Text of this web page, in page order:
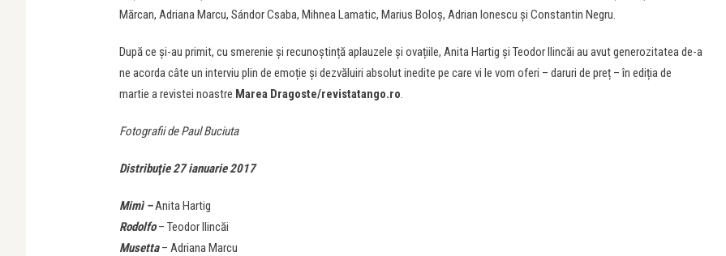
Mărcan, Adriana Marcu, Sándor Csaba, Mihnea Lamatic, Marius Boloș, Adrian Ionescu și Constantin Negru.
După ce și-au primit, cu smerenie și recunoștință aplauzele și ovațiile, Anita Hartig și Teodor Ilincăi au avut generozitatea de-a
ne acorda câte un interviu plin de emoție și dezvăluiri absolut inedite pe care vi le vom oferi – daruri de preț – în ediția de
martie a revistei noastre Marea Dragoste/revistatango.ro
Fotografii de Paul Buciuta
Distribuţie 27 ianuarie 2017
Mimì –Anita Hartig
Rodolfo– Teodor Ilincăi
Musetta – Adriana Marcu